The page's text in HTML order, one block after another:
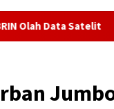
Ditegur